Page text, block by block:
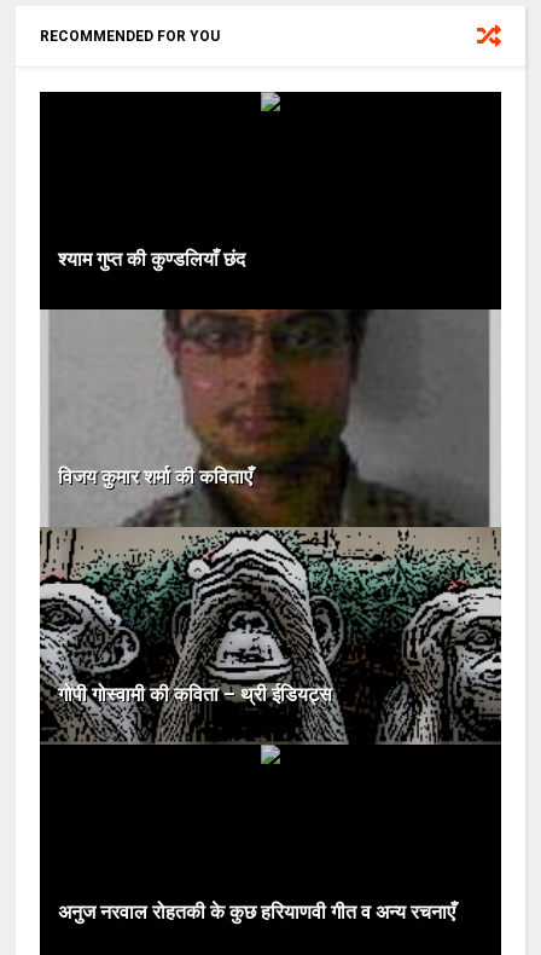
RECOMMENDED FOR YOU
श्याम गुप्त की कुण्डलियाँ छंद
विजय कुमार शर्मा की कविताएँ
गोपी गोस्वामी की कविता – थ्री ईडियट्स
अनुज नरवाल रोहतकी के कुछ हरियाणवी गीत व अन्य रचनाएँ